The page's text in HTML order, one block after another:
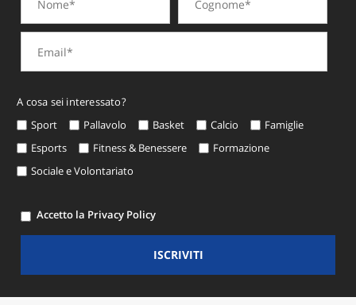
A cosa sei interessato?
Sport
Pallavolo Basket Calcio
Famiglie
Esports
Fitness & Benessere
Formazione
Sociale e Volontariato
Accetto la Privacy Policy
ISCRIVITI